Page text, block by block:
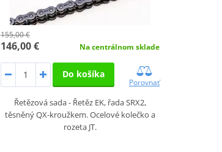
155,00 €
146,00 € Na centrálnom sklade
Do košíka
Porovnať
Řetězová sada - Řetěz EK, řada SRX2,
těsněný QX-kroužkem. Ocelové kolečko a
rozeta JT.